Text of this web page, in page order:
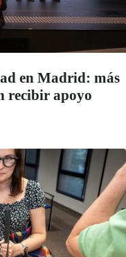
en Madrid: más
recibir apoyo